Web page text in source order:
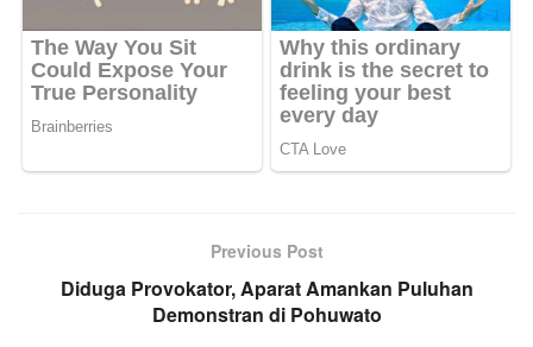
Previous Post
Diduga Provokator, Aparat Amankan Puluhan
Demonstran di Pohuwato